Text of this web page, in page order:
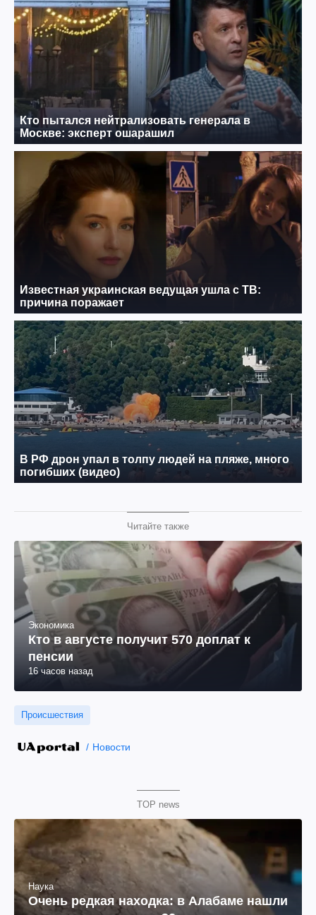
Читайте также
Экономика
Кто в августе получит 570 доплат к
пенсии
16 часов назад
Происшествия
Новости
TOP news
Наука
Очень редкая находка: в Алабаме нашли